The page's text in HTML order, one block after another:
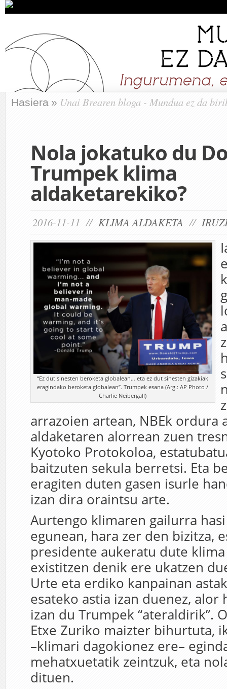
Hasiera » Unai Brearen bloga - Mundua ez da
Nola jokatuko du
Trumpek klima
aldaketarekiko?
2016-11-11 // KLIMA ALDAKETA //
“Ez dut sinesten beroketa globalean… eta ez dut sinesten gizakiak
eragindako beroketa globalean”. Trumpek esana (Arg.: AP Photo /
Charlie Neibergall)
arrazoien artean, NBEk ordura
aldaketaren alorrean zuen
Kyotoko Protokoloa,
baitzuten sekula berretsi. Eta
eragiten duten gasen isurle
izan dira oraintsu arte.
Aurtengo klimaren gailurra
egunean, hara zer den bizitza,
presidente aukeratu dute
existitzen denik ere ukatzen
Urte eta erdiko kanpainan
esateko astia izan duenez,
izan du Trumpek “ateraldirik”.
Etxe Zuriko maizter bihurtuta,
–klimari dagokionez ere–
mehatxuetatik zeintzuk, eta
dituen.